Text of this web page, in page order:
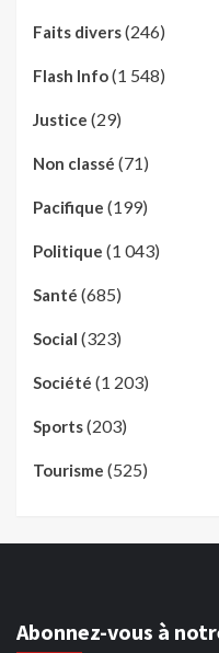
Faits divers(246)
Flash Info(1 548)
Justice (29)
Non classé (71)
Pacifique (199)
Politique (1 043)
Santé (685)
Social (323)
Société (1 203)
Sports(203)
Tourisme (525)
Abonnez-vous à